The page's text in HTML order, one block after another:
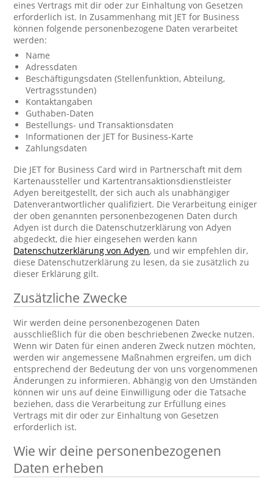
eines Vertrags mit dir oder zur Einhaltung von Gesetzen
erforderlich ist. In Zusammenhang mit JET for Business
können folgende personenbezogene Daten verarbeitet
werden:
Name
Adressdaten
Beschäftigungsdaten (Stellenfunktion, Abteilung,
Vertragsstunden)
Kontaktangaben
Guthaben-Daten
Bestellungs- und Transaktionsdaten
Informationen der JET for Business-Karte
Zahlungsdaten
Die JET for Business Card wird in Partnerschaft mit dem
Kartenaussteller und Kartentransaktionsdienstleister
Adyen bereitgestellt, der sich auch als unabhängiger
Datenverantwortlicher qualifiziert. Die Verarbeitung einiger
der oben genannten personenbezogenen Daten durch
Adyen ist durch die Datenschutzerklärung von Adyen
abgedeckt, die hier eingesehen werden kann
Datenschutzerklärung von Adyen, und wir empfehlen dir,
diese Datenschutzerklärung zu lesen, da sie zusätzlich zu
dieser Erklärung gilt.
Zusätzliche Zwecke
Wir werden deine personenbezogenen Daten
ausschließlich für die oben beschriebenen Zwecke nutzen.
Wenn wir Daten für einen anderen Zweck nutzen möchten,
werden wir angemessene Maßnahmen ergreifen, um dich
entsprechend der Bedeutung der von uns vorgenommenen
Änderungen zu informieren. Abhängig von den Umständen
können wir uns auf deine Einwilligung oder die Tatsache
beziehen, dass die Verarbeitung zur Erfüllung eines
Vertrags mit dir oder zur Einhaltung von Gesetzen
erforderlich ist.
Wie wir deine personenbezogenen
Daten erheben